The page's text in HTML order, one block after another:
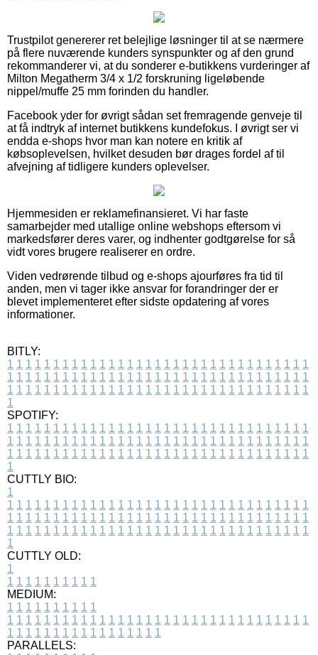
Trustpilot genererer ret belejlige løsninger til at se nærmere
på flere nuværende kunders synspunkter og af den grund
rekommanderer vi, at du sonderer e-butikkens vurderinger af
Milton Megatherm 3/4 x 1/2 forskruning ligeløbende
nippel/muffe 25 mm forinden du handler.
Facebook yder for øvrigt sådan set fremragende genveje til
at få indtryk af internet butikkens kundefokus. I øvrigt ser vi
endda e-shops hvor man kan notere en kritik af
købsoplevelsen, hvilket desuden bør drages fordel af til
afvejning af tidligere kunders oplevelser.
Hjemmesiden er reklamefinansieret. Vi har faste
samarbejder med utallige online webshops eftersom vi
markedsfører deres varer, og indhenter godtgørelse for så
vidt vores brugere realiserer en ordre.
Viden vedrørende tilbud og e-shops ajourføres fra tid til
anden, men vi tager ikke ansvar for forandringer der er
blevet implementeret efter sidste opdatering af vores
informationer.
BITLY:
1 1 1 1 1 1 1 1 1 1 1 1 1 1 1 1 1 1 1 1 1 1 1 1 1 1 1 1 1 1 1 1 1
1 1 1 1 1 1 1 1 1 1 1 1 1 1 1 1 1 1 1 1 1 1 1 1 1 1 1 1 1 1 1 1 1
1 1 1 1 1 1 1 1 1 1 1 1 1 1 1 1 1 1 1 1 1 1 1 1 1 1 1 1 1 1 1 1 1
1
SPOTIFY:
1 1 1 1 1 1 1 1 1 1 1 1 1 1 1 1 1 1 1 1 1 1 1 1 1 1 1 1 1 1 1 1 1
1 1 1 1 1 1 1 1 1 1 1 1 1 1 1 1 1 1 1 1 1 1 1 1 1 1 1 1 1 1 1 1 1
1 1 1 1 1 1 1 1 1 1 1 1 1 1 1 1 1 1 1 1 1 1 1 1 1 1 1 1 1 1 1 1 1
1
CUTTLY BIO:
1
1 1 1 1 1 1 1 1 1 1 1 1 1 1 1 1 1 1 1 1 1 1 1 1 1 1 1 1 1 1 1 1 1
1 1 1 1 1 1 1 1 1 1 1 1 1 1 1 1 1 1 1 1 1 1 1 1 1 1 1 1 1 1 1 1 1
1 1 1 1 1 1 1 1 1 1 1 1 1 1 1 1 1 1 1 1 1 1 1 1 1 1 1 1 1 1 1 1 1
1
CUTTLY OLD:
1
1 1 1 1 1 1 1 1 1 1
MEDIUM:
1 1 1 1 1 1 1 1 1 1
1 1 1 1 1 1 1 1 1 1 1 1 1 1 1 1 1 1 1 1 1 1 1 1 1 1 1 1 1 1 1 1 1
1 1 1 1 1 1 1 1 1 1 1 1 1 1 1 1 1
PARALLELS: